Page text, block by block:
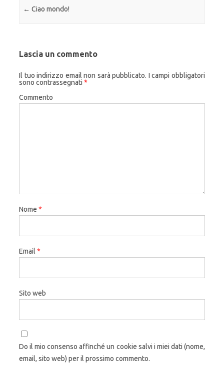
Navigazione articolo
← Ciao mondo!
Lascia un commento
Il tuo indirizzo email non sarà pubblicato. I campi obbligatori
sono contrassegnati *
Commento
Nome *
Email *
Sito web
Do il mio consenso affinché un cookie salvi i miei dati (nome,
email, sito web) per il prossimo commento.